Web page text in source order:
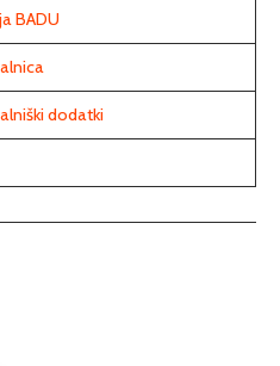
BADU
dodatki